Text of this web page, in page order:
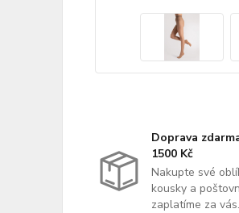
Doprava
1500 Kč
Nakupte své
kousky a
zaplatíme za vás.